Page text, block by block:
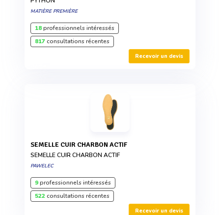
MATIÈRE PREMIÈRE
18professionnels intéressés
817consultations récentes
Recevoir un devis
SEMELLE CUIR CHARBON ACTIF
SEMELLE CUIR CHARBON ACTIF
PAWELEC
9professionnels intéressés
522consultations récentes
Recevoir un devis